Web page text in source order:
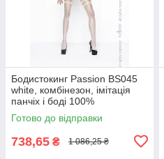
Бодистокинг Passion BS045
white, комбінезон, імітація
панчіх і боді 100%
Анонімності
Готово до відправки
738,65 ₴ 1 086,25 ₴